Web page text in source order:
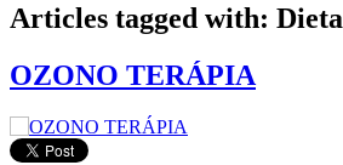
Articles tagged with: Dieta
OZONO TERÁPIA